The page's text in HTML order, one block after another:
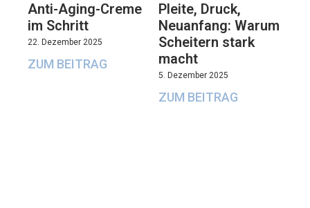
Anti-Aging-Creme
im Schritt
22. Dezember 2025
ZUM BEITRAG
Pleite, Druck,
Neuanfang: Warum
Scheitern stark
macht
5. Dezember 2025
ZUM BEITRAG